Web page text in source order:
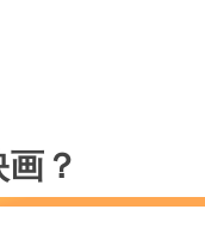
おすすめ映画２選
？